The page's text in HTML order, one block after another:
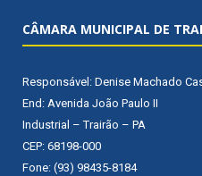
CÂMARA MUNICIPAL DE
Responsável: Denise Machado
End: Avenida João Paulo II
Industrial – Trairão – PA
CEP: 68198-000
Fone: (93) 98435-8184